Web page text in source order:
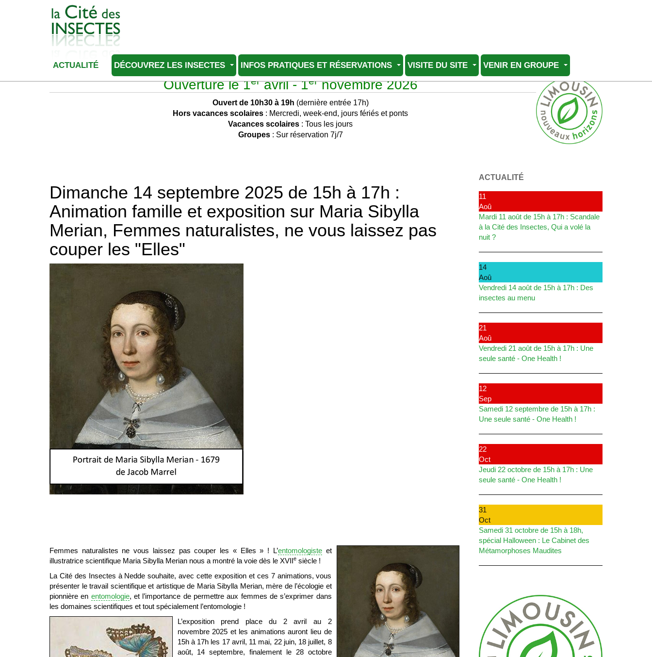
ACTUALITÉ DÉCOUVREZ LES INSECTES INFOS PRATIQUES ET RÉSERVATIONS VISITE DU SITE VENIR EN GROUPE
Ouverture le 1eravril - 1ernovembre 2026
Ouvert de 10h30 à 19h (dernière entrée 17h)
Hors vacances scolaires : Mercredi, week-end, jours fériés et ponts
Vacances scolaires : Tous les jours
Groupes: Sur réservation 7j/7
Dimanche 14 septembre 2025 de 15h à 17h :
Animation famille et exposition sur Maria Sibylla
Merian, Femmes naturalistes, ne vous laissez pas
couper les "Elles"
Femmes naturalistes ne vous laissez pas couper les « Elles » ! L’entomologisteet
illustratrice scientifique Maria Sibylla Merian nous a montré la voie dès le XVIIe siècle !
La Cité des Insectes à Nedde souhaite, avec cette exposition et ces 7 animations, vous
présenter le travail scientifique et artistique de Maria Sibylla Merian, mère de l’écologie et
pionnière en entomologie, et l’importance de permettre aux femmes de s’exprimer dans
les domaines scientifiques et tout spécialement l’entomologie !
L’exposition prend place du 2 avril au 2
novembre 2025 et les animations auront lieu de
15h à 17h les 17 avril, 11 mai, 22 juin, 18 juillet, 8
août, 14 septembre, finalement le 28 octobre
ACTUALITÉ
11
Aoû
Mardi 11 août de 15h à 17h : Scandale
à la Cité des Insectes, Qui a volé la
nuit ?
14
Aoû
Vendredi 14 août de 15h à 17h : Des
insectes au menu
21
Aoû
Vendredi 21 août de 15h à 17h : Une
seule santé - One Health !
12
Sep
Samedi 12 septembre de 15h à 17h :
Une seule santé - One Health !
22
Oct
Jeudi 22 octobre de 15h à 17h : Une
seule santé - One Health !
31
Oct
Samedi 31 octobre de 15h à 18h,
spécial Halloween : Le Cabinet des
Métamorphoses Maudites